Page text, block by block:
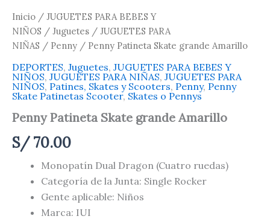
Inicio / JUGUETES PARA BEBES Y
NIÑOS / Juguetes / JUGUETES PARA
NIÑAS / Penny / Penny Patineta Skate grande Amarillo
DEPORTES, Juguetes, JUGUETES PARA BEBES Y
NIÑOS, JUGUETES PARA NIÑAS, JUGUETES PARA
NIÑOS, Patines, Skates y Scooters, Penny, Penny
Skate Patinetas Scooter, Skates o Pennys
Penny Patineta Skate grande Amarillo
S/70.00
Monopatín Dual Dragon (Cuatro ruedas)
Categoría de la Junta: Single Rocker
Gente aplicable: Niños
Marca: IUI